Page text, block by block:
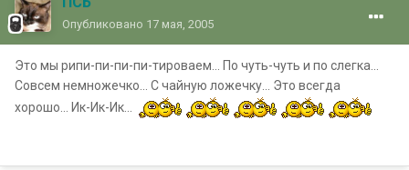
Опубликовано 17 мая, 2005
Это мы рипи-пи-пи-пи-тироваем... По чуть-чуть и по слегка...
Совсем немножечко... С чайную ложечку... Это всегда
хорошо... Ик-Ик-Ик...